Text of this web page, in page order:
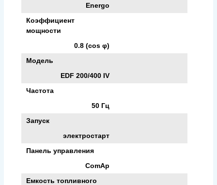
Energo
Коэффициент
мощности
0.8 (cos φ)
Модель
EDF 200/400 IV
Частота
50 Гц
Запуск
электростарт
Панель управления
ComAp
Емкость топливного